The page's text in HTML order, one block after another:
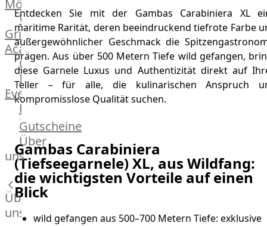
Mönchengladbach
Weber®
Grill
Academy
OTTO@Home
Individuelle
Events
Partner
Kalender
Gästehaus
Villa
Glanzstoff
Gutscheine
Über
uns
Über
uns
Entdecken Sie mit der Gambas Carabiniera XL
maritime Rarität, deren beeindruckend tiefrote Farbe
außergewöhnlicher Geschmack die
prägen. Aus über 500 Metern Tiefe wild gefangen,
diese Garnele Luxus und Authentizität direkt auf
Teller – für alle, die kulinarischen Anspruch
kompromisslose Qualität suchen.
Gambas Carabiniera
(Tiefseegarnele) XL, aus Wildfang:
die wichtigsten Vorteile auf einen
Blick
wild gefangen aus 500–700 Metern Tiefe: exklusive